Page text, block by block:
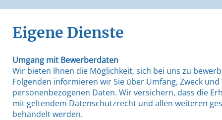
Eigene Dienste
Umgang mit Bewerberdaten
Wir bieten Ihnen die Möglichkeit, sich bei uns zu
Folgenden informieren wir Sie über Umfang, Zweck
personenbezogenen Daten. Wir versichern, dass die
mit geltendem Datenschutzrecht und allen weiteren
behandelt werden.